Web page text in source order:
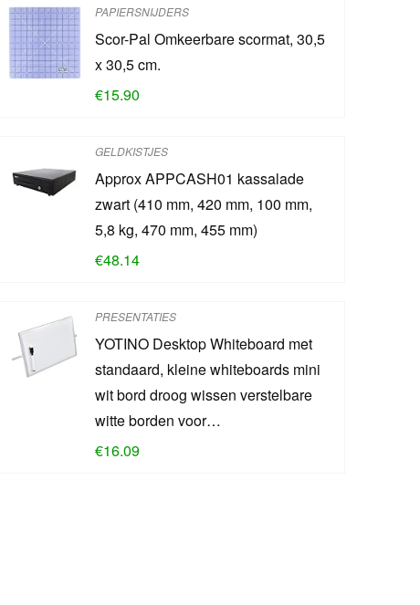
PAPIERSNIJDERS
Scor-Pal Omkeerbare scormat, 30,5
x 30,5 cm.
€15.90
GELDKISTJES
Approx APPCASH01 kassalade
zwart (410 mm, 420 mm, 100 mm,
5,8 kg, 470 mm, 455 mm)
€48.14
PRESENTATIES
YOTINO Desktop Whiteboard met
standaard, kleine whiteboards mini
wit bord droog wissen verstelbare
witte borden voor…
€16.09